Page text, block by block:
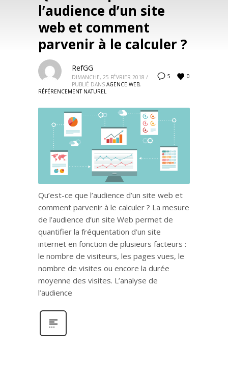
l’audience d’un site
web et comment
parvenir à le calculer ?
5 0
RefGG
DIMANCHE, 25 FÉVRIER 2018 /
PUBLIÉ DANS AGENCE WEB,
RÉFÉRENCEMENT NATUREL
Qu’est-ce que l’audience d’un site web et
comment parvenir à le calculer ? La mesure
de l’audience d’un site Web permet de
quantifier la fréquentation d’un site
internet en fonction de plusieurs facteurs :
le nombre de visiteurs, les pages vues, le
nombre de visites ou encore la durée
moyenne des visites. L’analyse de
l’audience